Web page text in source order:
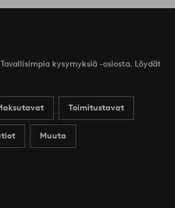
kysymyksiä -osiosta. Löydät
Toimitustavat
Muuta